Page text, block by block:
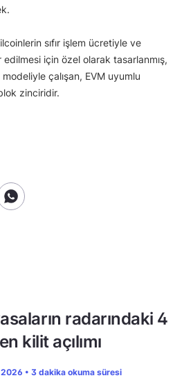
sıfır işlem ücretiyle ve
için özel olarak tasarlanmış,
çalışan, EVM uyumlu
zinciridir.
radarındaki 4
kilit açılımı
• 3 dakika okuma süresi